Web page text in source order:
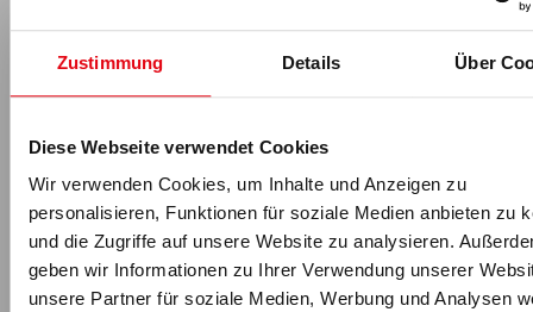
Zustimmung Details Über
Diese Webseite verwendet Cookies
Wir verwenden Cookies, um Inhalte und Anzeigen zu
personalisieren, Funktionen für soziale Medien anbieten zu
und die Zugriffe auf unsere Website zu analysieren.
geben wir Informationen zu Ihrer Verwendung unserer
unsere Partner für soziale Medien, Werbung und Analysen
Seele des Gyms.
Wie sollte Bodybuilding in Zukunft
gedacht werden?
Lifestyle, Ästhetik und Gesundheit gehören unmittelbar
wird Training immer wichtig bleiben, gerade als
Gegenpol zur digitalen Welt. Menschen suchen das
Analoge, das Echte.
Die größte Gefahr ist der ständige Vergleich mit
anderen. Wer nur einem Ideal hinterherläuft, wird nie
zufrieden sein. Letztendlich ist die entscheidende